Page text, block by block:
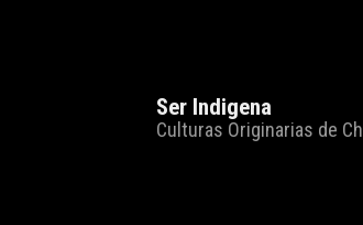
Ser Indigena
Culturas Originarias de